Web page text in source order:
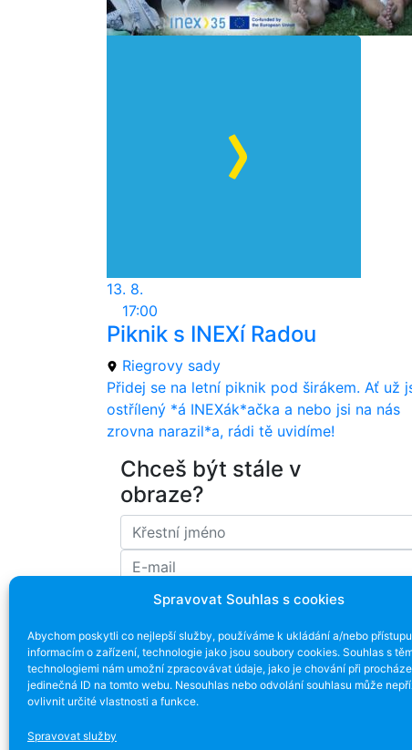
Spravovat Souhlas s cookies
Abychom poskytli co nejlepší služby, používáme k ukládání a/nebo
informacím o zařízení, technologie jako jsou soubory cookies. Souhlas s
technologiemi nám umožní zpracovávat údaje, jako je chování při
jedinečná ID na tomto webu. Nesouhlas nebo odvolání souhlasu může
ovlivnit určité vlastnosti a funkce.
Spravovat služby
13. 8.
17:00
Piknik s INEXí Radou
Riegrovy sady
Přidej se na letní piknik pod širákem. Ať už
ostřílený *á INEXák*ačka a nebo jsi na nás
zrovna narazil*a, rádi tě uvidíme!
Chceš být stále v
obraze?
Souhlasím se zpracováním emailové